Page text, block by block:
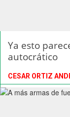
Ya esto
autocrático
CESAR ORTIZ